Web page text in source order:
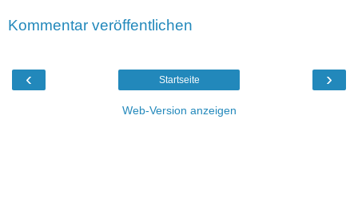
Kommentar veröffentlichen
‹ ›
Startseite
Web-Version anzeigen